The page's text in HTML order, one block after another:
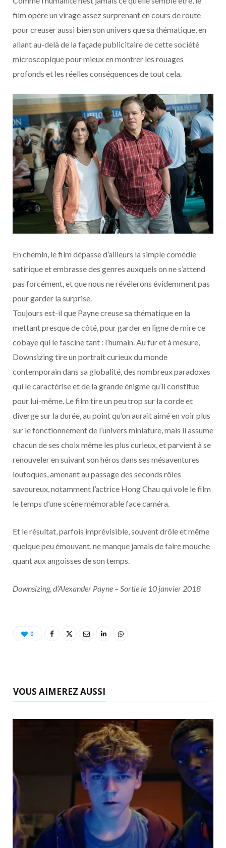
film opère un virage assez surprenant en cours de route
pour creuser aussi bien son univers que sa thématique, en
allant au-delà de la façade publicitaire de cette société
microscopique pour mieux en montrer les rouages
profonds et les réelles conséquences de tout cela.
En chemin, le film dépasse d’ailleurs la simple comédie
satirique et embrasse des genres auxquels on ne s’attend
pas forcément, et que nous ne révélerons évidemment pas
pour garder la surprise.
Toujours est-il que Payne creuse sa thématique en la
mettant presque de côté, pour garder en ligne de mire ce
cobaye qui le fascine tant : l’humain. Au fur et à mesure,
Downsizing tire un portrait curieux du monde
contemporain dans sa globalité, des nombreux paradoxes
qui le caractérise et de la grande énigme qu’il constitue
pour lui-même. Le film tire un peu trop sur la corde et
diverge sur la durée, au point qu’on aurait aimé en voir plus
sur le fonctionnement de l’univers miniature, mais il assume
chacun de ses choix même les plus curieux, et parvient à se
renouveler en suivant son héros dans ses mésaventures
loufoques, amenant au passage des seconds rôles
savoureux, notamment l’actrice Hong Chau qui vole le film
le temps d’une scène mémorable face caméra.
Et le résultat, parfois imprévisible, souvent drôle et même
quelque peu émouvant, ne manque jamais de faire mouche
quant aux angoisses de son temps.
Downsizing, d’Alexander Payne – Sortie le 10 janvier 2018
0
VOUS AIMEREZ AUSSI